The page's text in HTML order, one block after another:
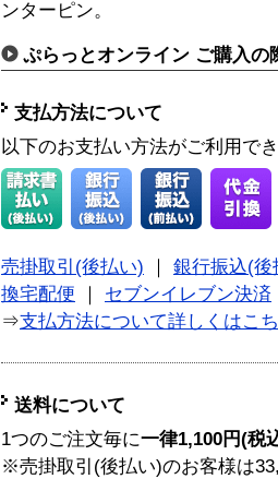
ンターピン。
ぷらっとオンライン ご購入の
支払方法について
以下のお支払い方法がご利用で
売掛取引(後払い)
銀行振込(後
換宅配便
セブンイレブン決済
⇒支払方法について詳しくはこ
送料について
1つのご注文毎に一律1,100円(税
※売掛取引(後払い)のお客様は